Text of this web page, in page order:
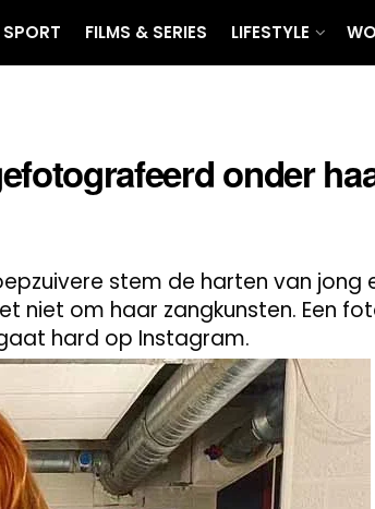
SPORT FILMS & SERIES LIFESTYLE
onder
stem de harten van jong
niet om haar zangkunsten. Een
hard op Instagram.